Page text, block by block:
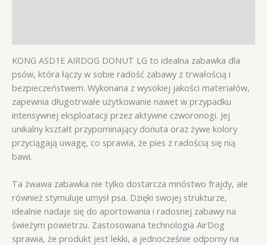
KONG ASD1E AIRDOG DONUT LG to idealna zabawka dla
psów, która łączy w sobie radość zabawy z trwałością i
bezpieczeństwem. Wykonana z wysokiej jakości materiałów,
zapewnia długotrwałe użytkowanie nawet w przypadku
intensywnej eksploatacji przez aktywne czworonogi. Jej
unikalny kształt przypominający donuta oraz żywe kolory
przyciągają uwagę, co sprawia, że pies z radością się nią
bawi.
Ta żwawa zabawka nie tylko dostarcza mnóstwo frajdy, ale
również stymuluje umysł psa. Dzięki swojej strukturze,
idealnie nadaje się do aportowania i radosnej zabawy na
świeżym powietrzu. Zastosowana technologia AirDog
sprawia, że produkt jest lekki, a jednocześnie odporny na